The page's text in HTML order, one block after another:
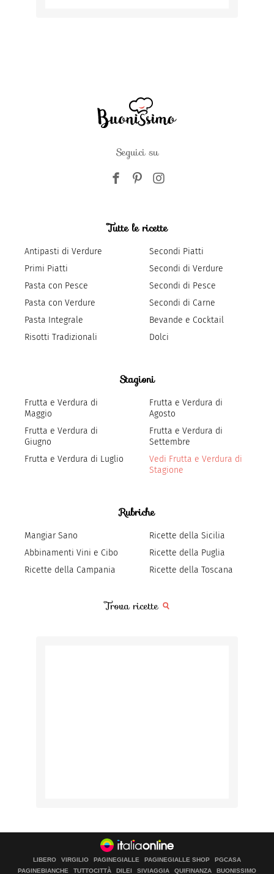
Seguici su
Tutte le ricette
Antipasti di Verdure
Primi Piatti
Pasta con Pesce
Pasta con Verdure
Pasta Integrale
Risotti Tradizionali
Secondi Piatti
Secondi di Verdure
Secondi di Pesce
Secondi di Carne
Bevande e Cocktail
Dolci
Stagioni
Frutta e Verdura di
Maggio
Frutta e Verdura di
Giugno
Frutta e Verdura di Luglio
Frutta e Verdura di
Agosto
Frutta e Verdura di
Settembre
Vedi Frutta e Verdura di
Stagione
Rubriche
Mangiar Sano
Abbinamenti Vini e Cibo
Ricette della Campania
Ricette della Sicilia
Ricette della Puglia
Ricette della Toscana
Trova ricette
LIBERO VIRGILIO PAGINEGIALLE PAGINEGIALLE SHOP
PGCASA
PAGINEBIANCHE
TUTTOCITTÀ DILEI SIVIAGGIA QUIFINANZA BUONISSIMO